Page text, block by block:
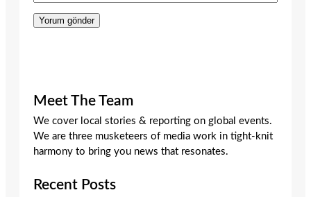
Meet The Team
We cover local stories & reporting on global events.
We are three musketeers of media work in tight-knit
harmony to bring you news that resonates.
Recent Posts